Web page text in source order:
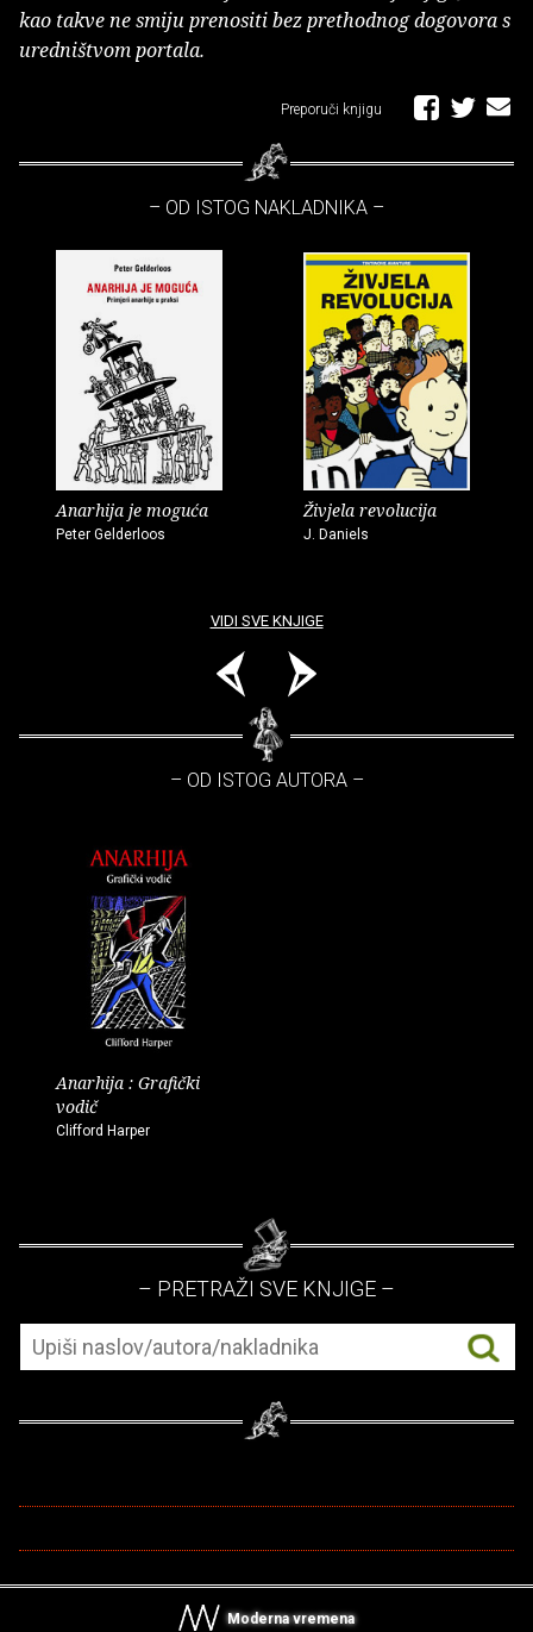
kao takve ne smiju prenositi bez prethodnog dogovora s
uredništvom portala.
Preporuči knjigu
– OD ISTOG NAKLADNIKA –
Anarhija je moguća
Peter Gelderloos
Živjela revolucija
J. Daniels
VIDI SVE KNJIGE
– OD ISTOG AUTORA –
Anarhija : Grafički
vodič
Clifford Harper
– PRETRAŽI SVE KNJIGE –
Moderna vremena